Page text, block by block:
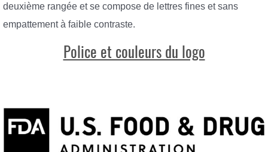
deuxième rangée et se compose de lettres fines et sans
empattement à faible contraste.
Police et couleurs du logo